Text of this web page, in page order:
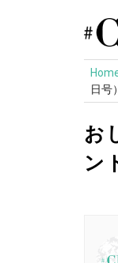
content
日号）
お
ン